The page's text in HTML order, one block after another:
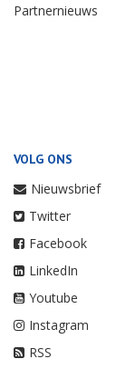
Partnernieuws
VOLG ONS
Nieuwsbrief
Twitter
Facebook
LinkedIn
Youtube
Instagram
RSS